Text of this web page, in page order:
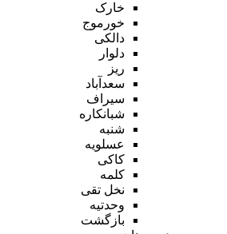
خارک
خورموج
دالکی
دلوار
ریز
سعدآباد
سیراف
شبانکاره
شنبه
عسلویه
کاکی
کلمه
نخل تقی
وحدتیه
بازگشت